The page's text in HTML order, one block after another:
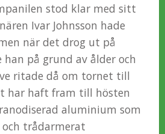
stod klar med sitt
Ivar Johnsson hade
när det drog ut på
han på grund av ålder och
ritade då om tornet till
har haft fram till hösten
aluminium som
trådarmerat